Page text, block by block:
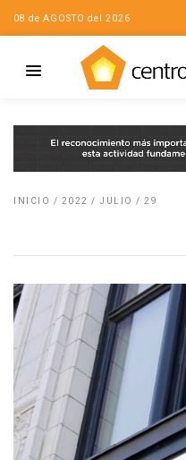
08 de AGOSTO del 2026
INICIO / 2022 / JULIO / 29